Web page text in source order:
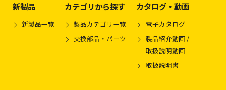
新製品
新製品一覧
カテゴリから探す
製品カテゴリ一覧
交換部品・パーツ
カタログ・動画
電子カタログ
製品紹介動画 /
取扱説明動画
取扱説明書